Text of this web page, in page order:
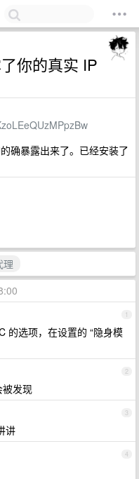
你的真实 IP
确暴露出来了。已经安装了
理
1
的选项，在设置的 “隐身模
2
被发现
3
讲
4